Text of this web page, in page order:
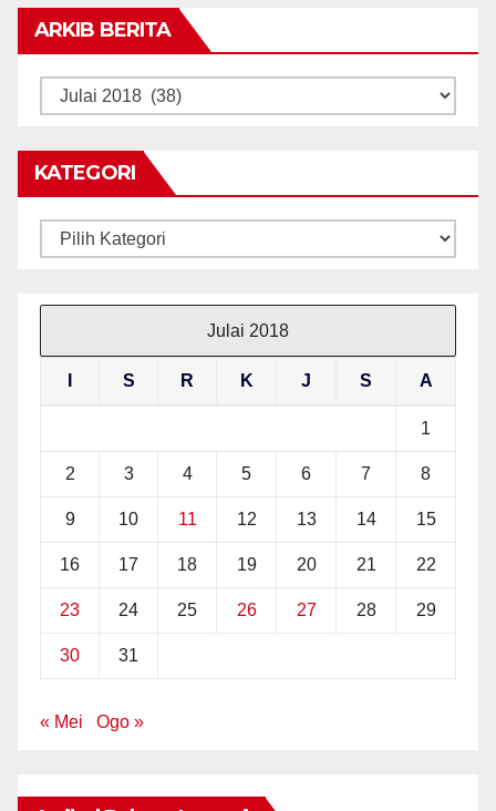
ARKIB BERITA
ARKIB
KATEGORI
Kategori
Julai 2018
S R K J S A
1
2 3 4 5 6 7 8
9 10 11 12 13 14 15
16 17 18 19 20 21 22
23 24 25 26 27 28 29
30 31
« Mei Ogo »